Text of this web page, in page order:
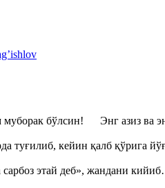
муборак бўлсин! Энг азиз ва
туғилиб, кейин қалб қўрига
этай деб», жандани